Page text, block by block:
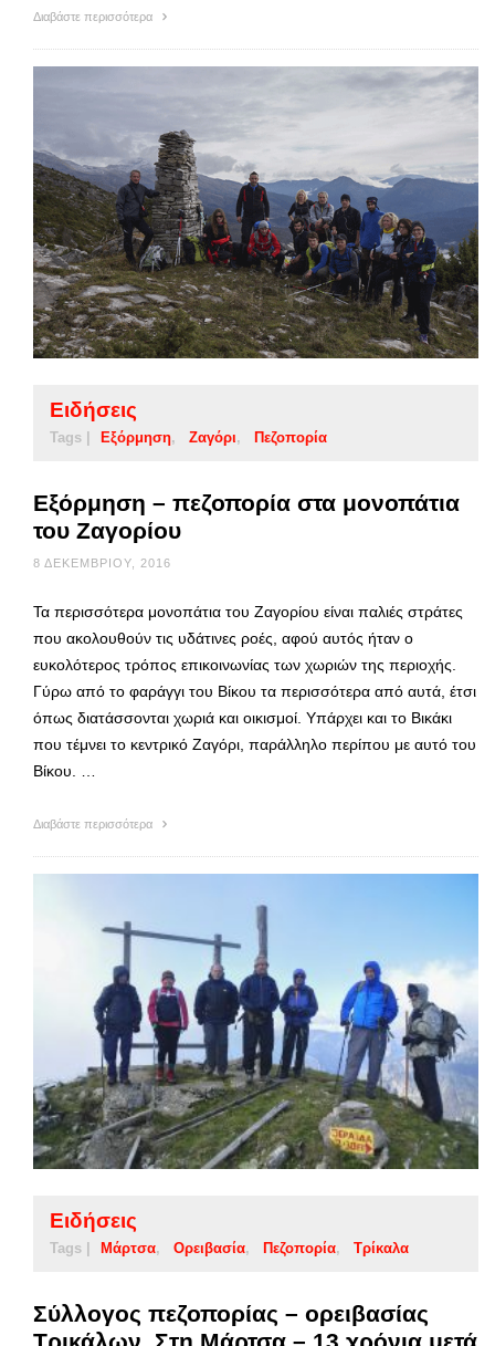
Διαβάστε περισσότερα
Ειδήσεις
Tags | Εξόρμηση Ζαγόρι Πεζοπορία
Εξόρμηση – πεζοπορία στα μονοπάτια
του Ζαγορίου
8 ΔΕΚΕΜΒΡΊΟΥ, 2016
Τα περισσότερα μονοπάτια του Ζαγορίου είναι παλιές στράτες
που ακολουθούν τις υδάτινες ροές, αφού αυτός ήταν ο
ευκολότερος τρόπος επικοινωνίας των χωριών της περιοχής.
Γύρω από το φαράγγι του Βίκου τα περισσότερα από αυτά, έτσι
όπως διατάσσονται χωριά και οικισμοί. Υπάρχει και το Βικάκι
που τέμνει το κεντρικό Ζαγόρι, παράλληλο περίπου με αυτό του
Βίκου. …
Διαβάστε περισσότερα
Ειδήσεις
Tags | Μάρτσα Ορειβασία Πεζοπορία Τρίκαλα
Σύλλογος πεζοπορίας – ορειβασίας